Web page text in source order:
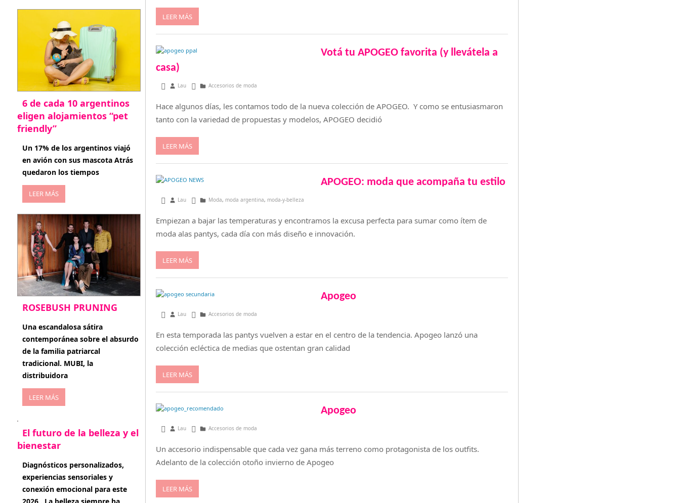
LEER MÁS
Votá tu APOGEO favorita (y llevátela a
casa)
abril 24, 2014
Lau Accesorios de moda
Hace algunos días, les contamos todo de la nueva colección de APOGEO. Y como se entusiasmaron
tanto con la variedad de propuestas y modelos, APOGEO decidió
LEER MÁS
APOGEO: moda que acompaña tu estilo
marzo 27, 2014
Lau Moda, moda argentina, moda-y-belleza
Empiezan a bajar las temperaturas y encontramos la excusa perfecta para sumar como ítem de
moda alas pantys, cada día con más diseño e innovación.
LEER MÁS
Apogeo
marzo 28, 2013
Lau Accesorios de moda
En esta temporada las pantys vuelven a estar en el centro de la tendencia. Apogeo lanzó una
colección ecléctica de medias que ostentan gran calidad
LEER MÁS
Apogeo
febrero 14, 2013
Lau Accesorios de moda
Un accesorio indispensable que cada vez gana más terreno como protagonista de los outfits.
Adelanto de la colección otoño invierno de Apogeo
LEER MÁS
6 de cada 10 argentinos
eligen alojamientos “pet
friendly”
abril 27, 2026
Un 17% de los argentinos viajó
en avión con sus mascota Atrás
quedaron los tiempos
LEER MÁS
ROSEBUSH PRUNING
enero 20, 2026
Una escandalosa sátira
contemporánea sobre el absurdo
de la familia patriarcal
tradicional. MUBI, la
distribuidora
LEER MÁS
El futuro de la belleza y el
bienestar
enero 15, 2026
Diagnósticos personalizados,
experiencias sensoriales y
conexión emocional para este